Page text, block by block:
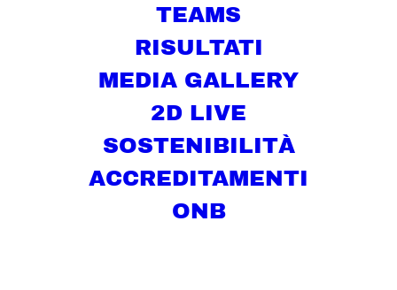
TEAMS
RISULTATI
MEDIA GALLERY
2D LIVE
SOSTENIBILITÀ
ACCREDITAMENTI
ONB